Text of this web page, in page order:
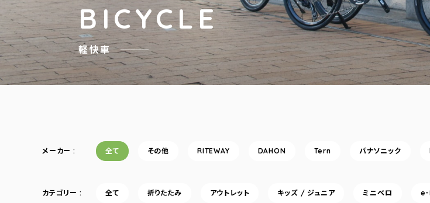
BICYCLE
軽快車
メーカー 全て その他 RITEWAY DAHON Tern パナソニック
カテゴリー 全て 折りたたみ アウトレット キッズ / ジュニア ミニベロ e-